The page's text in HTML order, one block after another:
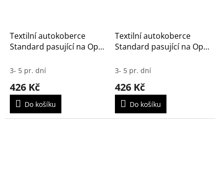
Textilní autokoberce
Standard pasující na Opel
3- 5 pr. dní
426 Kč
Do košíku
Textilní autokoberce
Standard pasující na Opel
3- 5 pr. dní
426 Kč
Do košíku